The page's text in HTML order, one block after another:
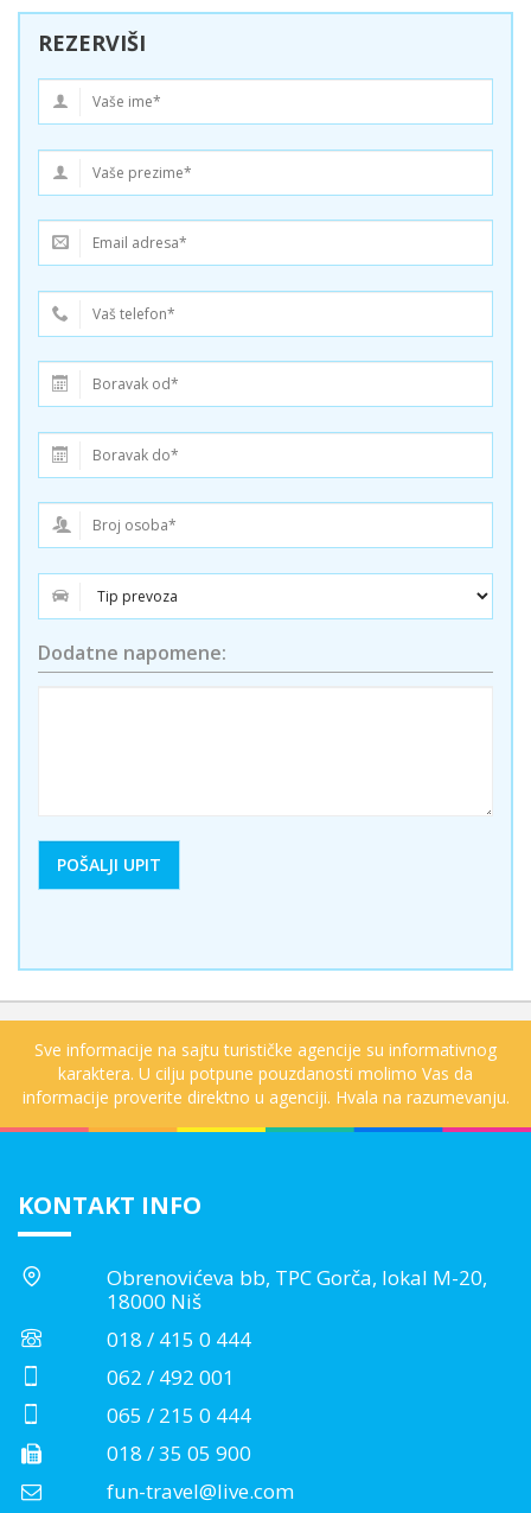
REZERVIŠI
Dodatne napomene:
Sve informacije na sajtu turističke agencije su informativnog
karaktera. U cilju potpune pouzdanosti molimo Vas da
informacije proverite direktno u agenciji. Hvala na razumevanju.
KONTAKT INFO
Obrenovićeva bb, TPC Gorča, lokal M-20,
18000 Niš
018 / 415 0 444
062 / 492 001
065 / 215 0 444
018 / 35 05 900
fun-travel@live.com